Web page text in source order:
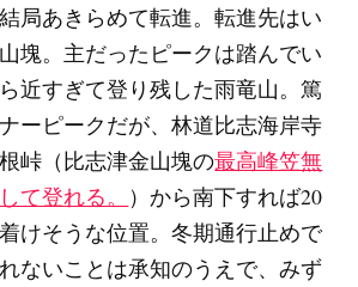
局あきらめて転進。転進先はい
塊。主だったピークは踏んでい
近すぎて登り残した雨竜山。篤
ーピークだが、林道比志海岸寺
峠（比志津金山塊の最高峰笠無
て登れる。
）から南下すれば20
けそうな位置。冬期通行止めで
ないことは承知のうえで、みず